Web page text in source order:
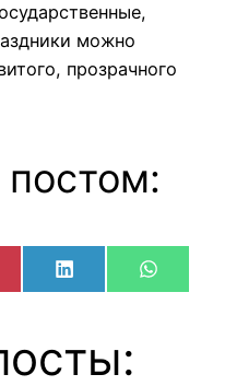
можно
прозрачного
Share
on
LinkedIn Share
on